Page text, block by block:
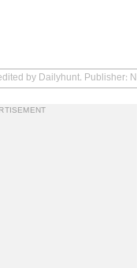
by Dailyhunt. Publisher: